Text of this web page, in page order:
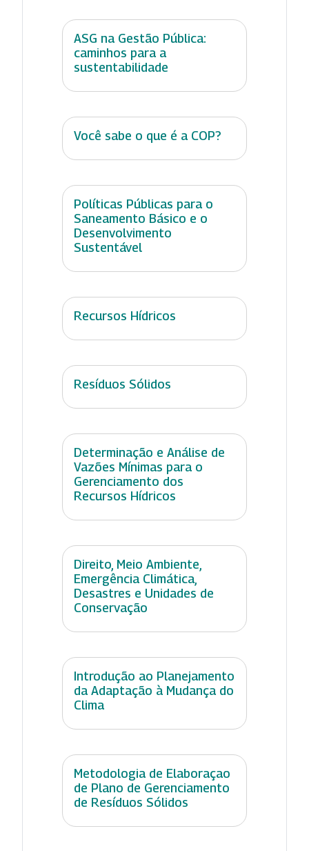
ASG na Gestão Pública:
caminhos para a
sustentabilidade
Você sabe o que é a COP?
Políticas Públicas para o
Saneamento Básico e o
Desenvolvimento
Sustentável
Recursos Hídricos
Resíduos Sólidos
Determinação e Análise de
Vazões Mínimas para o
Gerenciamento dos
Recursos Hídricos
Direito, Meio Ambiente,
Emergência Climática,
Desastres e Unidades de
Conservação
Introdução ao Planejamento
da Adaptação à Mudança do
Clima
Metodologia de Elaboraçao
de Plano de Gerenciamento
de Resíduos Sólidos